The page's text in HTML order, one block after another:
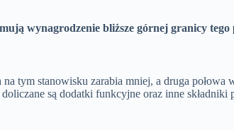
wynagrodzenie bliższe górnej granicy tego
tym stanowisku zarabia mniej, a druga połowa
są dodatki funkcyjne oraz inne składniki